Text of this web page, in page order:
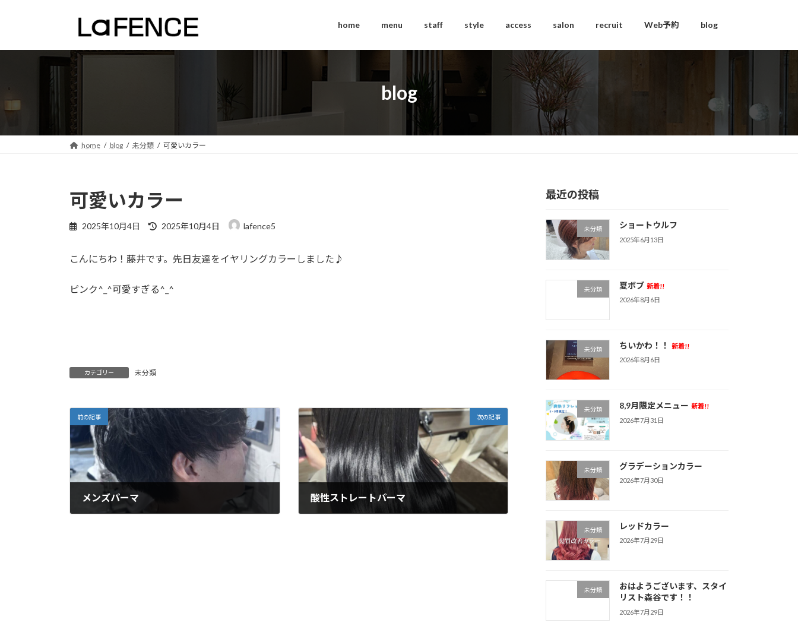
ン
ス
プ
ー
ン
動
home menu staff style access salon recruit Web予約 blog
blog
home blog 未分類 可愛いカラー
可愛いカラー
2025年10月4日
最
新
2025年10月4日 lafence5
こんにちわ！藤井です。先日友達をイヤリングカラーしました♪
ピンク^_^可愛すぎる^_^
カテゴリー 未分類
前の記事
メンズパーマ
次の記事
酸性ストレートパーマ
最近の投稿
未分類 ショートウルフ
2025年6月13日
未分類 夏ボブ 新着!!
2026年8月6日
未分類 ちいかわ！！
新着!!
2026年8月6日
未分類 8,9月限定メニュー 新着!!
2026年7月31日
未分類 グラデーションカラー
2026年7月30日
未分類 レッドカラー
2026年7月29日
未分類
おはようございます、スタイ
リスト森谷です！！
2026年7月29日